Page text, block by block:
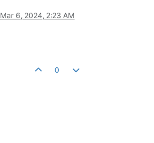
Mar 6, 2024, 2:23 AM
0